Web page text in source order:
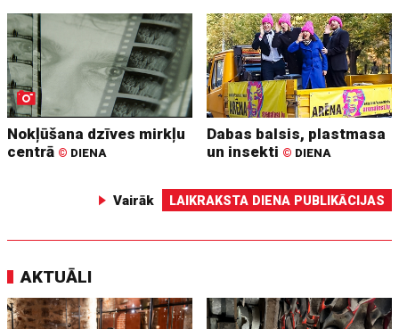
Nokļūšana dzīves mirkļu
centrā © DIENA
Dabas balsis, plastmasa
un insekti © DIENA
Vairāk LAIKRAKSTA DIENA PUBLIKĀCIJAS
AKTUĀLI